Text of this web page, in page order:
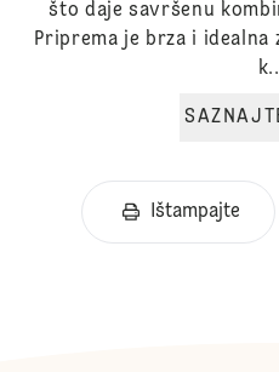
što daje savršenu
Priprema je brza i
Ištampajte